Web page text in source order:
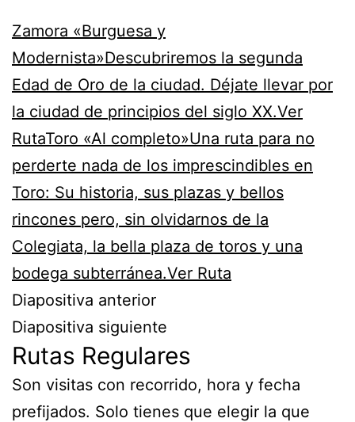
Zamora «Burguesa y
Modernista»Descubriremos la segunda
Edad de Oro de la ciudad. Déjate llevar por
la ciudad de principios del siglo XX.Ver
RutaToro «Al completo»Una ruta para no
perderte nada de los imprescindibles en
Toro: Su historia, sus plazas y bellos
rincones pero, sin olvidarnos de la
Colegiata, la bella plaza de toros y una
bodega subterránea.Ver Ruta
Diapositiva anterior
Diapositiva siguiente
Rutas Regulares
Son visitas con recorrido, hora y fecha
prefijados. Solo tienes que elegir la que